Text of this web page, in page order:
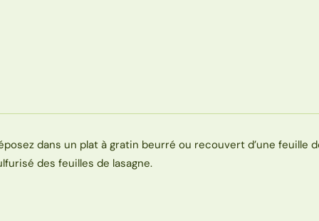
dans un plat à gratin beurré ou recouvert d’une feuille
des feuilles de lasagne.